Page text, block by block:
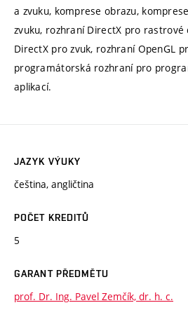
a zvuku, komprese obrazu,
zvuku, rozhraní DirectX pro rastrové
DirectX pro zvuk, rozhraní OpenGL
programátorská rozhraní pro
aplikací.
JAZYK VÝUKY
čeština, angličtina
POČET KREDITŮ
5
GARANT PŘEDMĚTU
prof. Dr. Ing. Pavel Zemčík, dr. h. c.